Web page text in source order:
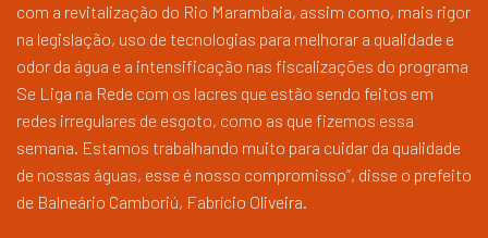
com a revitalização do Rio Marambaia, assim como, mais rigor
na legislação, uso de tecnologias para melhorar a qualidade e
odor da água e a intensificação nas fiscalizações do programa
Se Liga na Rede com os lacres que estão sendo feitos em
redes irregulares de esgoto, como as que fizemos essa
semana. Estamos trabalhando muito para cuidar da qualidade
de nossas águas, esse é nosso compromisso”, disse o prefeito
de Balneário Camboriú, Fabrício Oliveira.